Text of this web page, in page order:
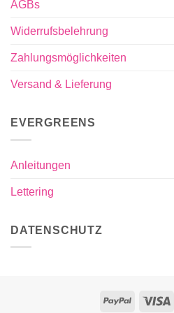
AGBs
Widerrufsbelehrung
Zahlungsmöglichkeiten
Versand & Lieferung
EVERGREENS
Anleitungen
Lettering
DATENSCHUTZ
PayPal